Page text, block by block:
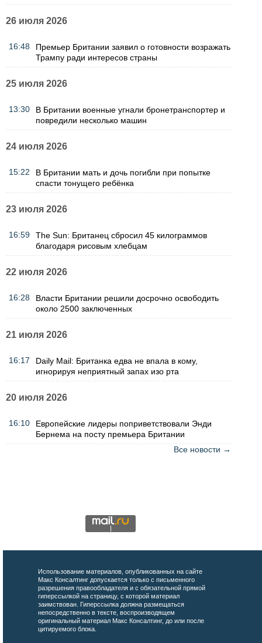
26 июля 2026
16:48
Премьер Британии заявил о готовности возражать
Трампу ради интересов страны
25 июля 2026
13:30
В Британии военные угнали бронетранспортер и
повредили несколько машин
24 июля 2026
15:22
В Британии мать и дочь погибли при попытке
спасти тонущего ребёнка
23 июля 2026
16:59
The Sun: Британец сбросил 45 килограммов
благодаря рисовым хлебцам
22 июля 2026
16:28
Власти Британии решили досрочно освободить
около 2500 заключенных
21 июля 2026
16:17
Daily Mail: Британка едва не впала в кому,
игнорируя неприятный запах изо рта
20 июля 2026
16:10
Европейские лидеры поприветствовали Энди
Бернема на посту премьера Британии
Все новости →
Использование материалов, опубликованных на сайте
Макс Консалтинг допускается только с письменного
разрешения правообладателя и с обязательной прямой
гиперссылкой на страницу, с которой материал
заимствован. Гиперссылка должна размещаться
непосредственно в тексте, воспроизводящем
оригинальный материал Макс Консалтинг, до или после
цитируемого блока.